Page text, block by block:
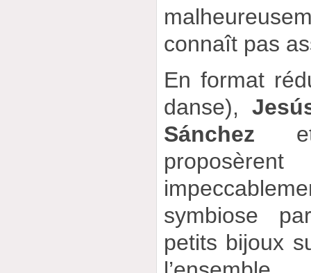
connaît pas
En format
danse),
Sánchez et
symbiose
petits bijoux